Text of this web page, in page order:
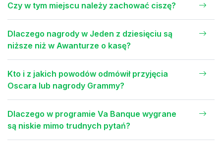
Czy w tym miejscu należy zachować ciszę?
Dlaczego nagrody w Jeden z dziesięciu są
niższe niż w Awanturze o kasę?
Kto i z jakich powodów odmówił przyjęcia
Oscara lub nagrody Grammy?
Dlaczego w programie Va Banque wygrane
są niskie mimo trudnych pytań?